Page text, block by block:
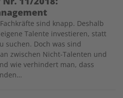
sind knapp. Deshalb
Talente investieren, statt
suchen. Doch was sind
zwischen Nicht-Talenten und
wie verhindert man, dass